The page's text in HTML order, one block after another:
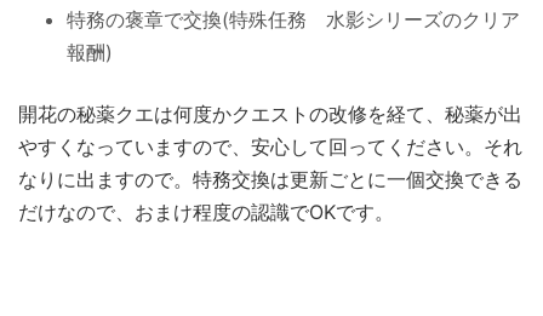
特務の褒章で交換(特殊任務 水影シリーズのクリア
報酬)
開花の秘薬クエは何度かクエストの改修を経て、秘薬が出
やすくなっていますので、安心して回ってください。それ
なりに出ますので。特務交換は更新ごとに一個交換できる
だけなので、おまけ程度の認識でOKです。